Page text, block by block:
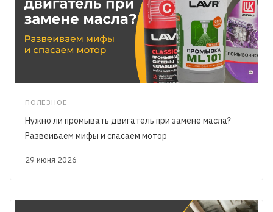
ПОЛЕЗНОЕ
29 июня 2026
Нужно ли промывать двигатель при замене масла?
Развеиваем мифы и спасаем мотор